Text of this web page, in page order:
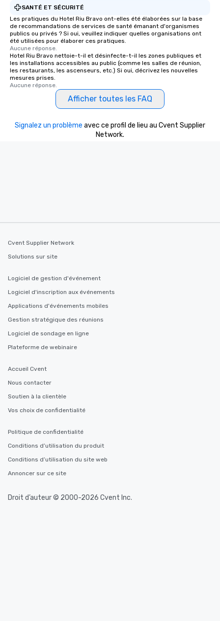
SANTÉ ET SÉCURITÉ
Les pratiques du Hotel Riu Bravo ont-elles été élaborées sur la base
de recommandations de services de santé émanant d'organismes
publics ou privés ? Si oui, veuillez indiquer quelles organisations ont
été utilisées pour élaborer ces pratiques.
Aucune réponse.
Hotel Riu Bravo nettoie-t-il et désinfecte-t-il les zones publiques et
les installations accessibles au public (comme les salles de réunion,
les restaurants, les ascenseurs, etc.) Si oui, décrivez les nouvelles
mesures prises.
Aucune réponse.
Afficher toutes les FAQ
Signalez un problème avec ce profil de lieu au Cvent Supplier
Network.
Cvent Supplier Network
Solutions sur site
Logiciel de gestion d'événement
Logiciel d'inscription aux événements
Applications d'événements mobiles
Gestion stratégique des réunions
Logiciel de sondage en ligne
Plateforme de webinaire
Accueil Cvent
Nous contacter
Soutien à la clientèle
Vos choix de confidentialité
Politique de confidentialité
Conditions d’utilisation du produit
Conditions d’utilisation du site web
Annoncer sur ce site
Droit d’auteur © 2000-2026 Cvent Inc.